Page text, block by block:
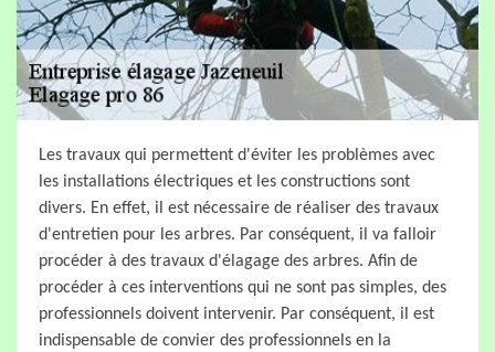
Les travaux qui permettent d'éviter les problèmes avec
les installations électriques et les constructions sont
divers. En effet, il est nécessaire de réaliser des travaux
d'entretien pour les arbres. Par conséquent, il va falloir
procéder à des travaux d'élagage des arbres. Afin de
procéder à ces interventions qui ne sont pas simples, des
professionnels doivent intervenir. Par conséquent, il est
indispensable de convier des professionnels en la